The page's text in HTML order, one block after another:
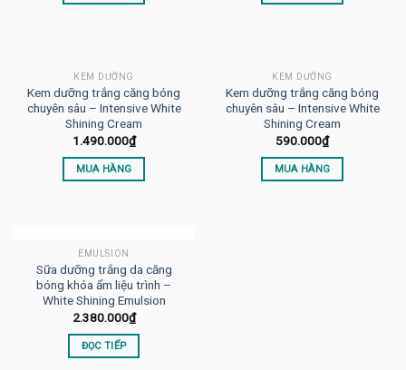
KEM DƯỠNG
Kem dưỡng trắng căng bóng
chuyên sâu – Intensive White
Shining Cream
1.490.000₫
MUA HÀNG
KEM DƯỠNG
Kem dưỡng trắng căng bóng
chuyên sâu – Intensive White
Shining Cream
590.000₫
MUA HÀNG
HẾT HÀNG
EMULSION
Sữa dưỡng trắng da căng
bóng khóa ẩm liệu trình –
White Shining Emulsion
2.380.000₫
ĐỌC TIẾP